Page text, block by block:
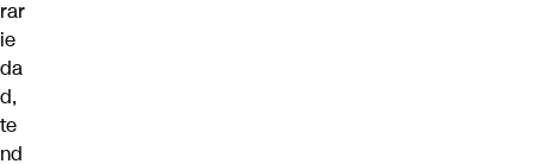
rar
ie
da
d,
te
nd